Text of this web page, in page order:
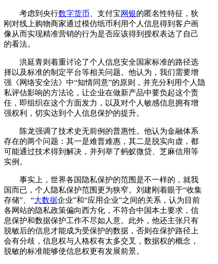
考虑到央行数字货币 、支付宝网银的匿名性特征，狄
刚对线上购物商家通过模仿纸币利用个人信息得到客户画
像从而实现精准营销的行为是否应该得到授权表达了自己
的看法。
洪延青则着重讨论了个人信息安全国家标准的路径选
择以及标准的制定平台等相关问题。他认为，我们需要增
强《网络安全法》中“知情同意”的原则，并充分利用个人隐
私评估影响的方法论，让企业在做新产品中要负起这个责
任，即组织在这个方面发力，以及对个人敏感信息拥有增
强权利，切实达到个人信息保护的提升。
陈龙强调了技术史无前例的普惠性。他认为金融体系
存在的两个问题：其一是难普难惠，其二是脱实向虚，都
可能通过技术得到解决，并列举了蚂蚁微贷、芝麻信用等
实例。
事实上，世界各国隐私保护的范围是不一样的，就我
国而已，个人隐私保护范围更为狭窄。刘建刚着眼于“收集
存储”、“大数据企业”和“应用企业”之间的关系，认为目前
各网站的隐私政策偏向西方化，不符合中国本土要求，信
息保护和数据保护工作不尽如人意。此外，他还主张只有
脱敏后的信息才能成为受保护的数据，否则在保护路径上
会有分歧，信息权与人格权有太多交叉，数据权的概念，
脱敏的标准能够使信息权更有发展前景。